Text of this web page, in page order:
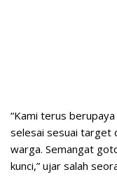
“Kami terus
selesai sesuai target
warga. Semangat
kunci,” ujar salah